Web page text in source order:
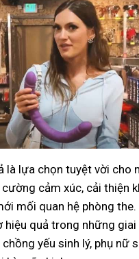
là lựa chọn tuyệt vời cho
cảm xúc, cải thiện
mối quan hệ phòng
hiệu quả trong những giai
yếu sinh lý, phụ nữ